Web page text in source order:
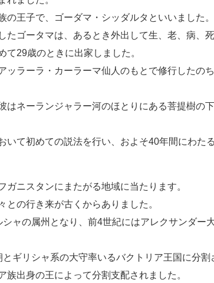
王子で、ゴーダマ・シッダルタといいました。
たゴータマは、あるとき外出して生、老、病、
29歳のときに出家しました。
ッラーラ・カーラーマ仙人のもとで修行したの
はネーランジャラー河のほとりにある菩提樹の
いて初めての説法を行い、およそ40年間にわた
ガニスタンにまたがる地域に当たります。
の行き来が古くからありました。
ャの属州となり、前4世紀にはアレクサンダー
ギリシャ系の大守率いるバクトリア王国に分
出身の王によって分割支配されました。